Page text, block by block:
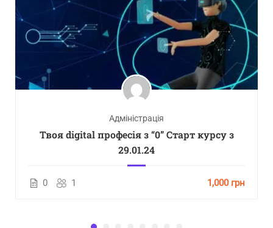
Адміністрація
Твоя digital професія з “0” Старт курсу з
29.01.24
0 1 1,000 грн